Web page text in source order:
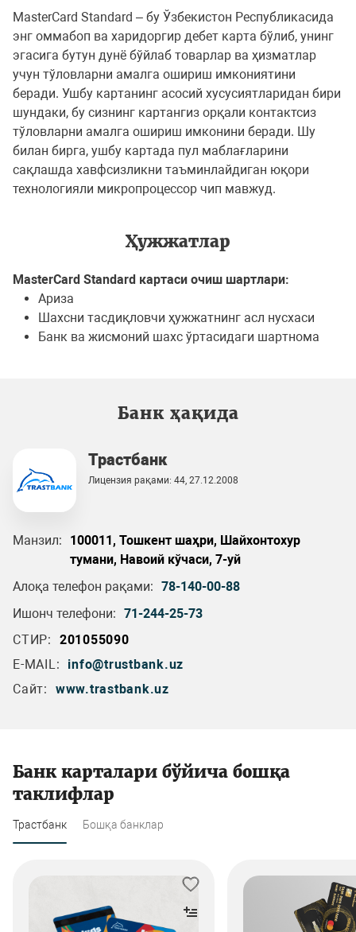
MasterCard Standard – бу Ўзбекистон Республикасида
энг оммабоп ва харидоргир дебет карта бўлиб, унинг
эгасига бутун дунё бўйлаб товарлар ва ҳизматлар
учун тўловларни амалга ошириш имкониятини
беради. Ушбу картанинг асосий хусусиятларидан бири
шундаки, бу сизнинг картангиз орқали контактсиз
тўловларни амалга ошириш имконини беради. Шу
билан бирга, ушбу картада пул маблағларини
сақлашда хавфсизликни таъминлайдиган юқори
технологияли микропроцессор чип мавжуд.
Ҳужжатлар
MasterCard Standard картаси очиш шартлари:
Ариза
Шахсни тасдиқловчи ҳужжатнинг асл нусхаси
Банк ва жисмоний шахс ўртасидаги шартнома
Банк ҳақида
Трастбанк
Лицензия рақами: 44, 27.12.2008
Манзил:
100011, Тошкент шаҳри, Шайхонтохур
тумани, Навоий кўчаси, 7-уй
Алоқа телефон рақами: 78-140-00-88
Ишонч телефони: 71-244-25-73
СТИР:
201055090
E-MAIL:
info@trustbank.uz
Сайт:
www.trastbank.uz
Банк карталари бўйича бошқа
таклифлар
Трастбанк Бошқа банклар